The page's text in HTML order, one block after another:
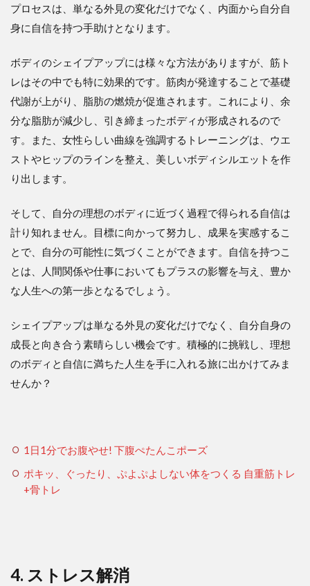
プロセスは、単なる外見の変化だけでなく、内面から自分自
身に自信を持つ手助けとなります。
ボディのシェイプアップには様々な方法がありますが、筋ト
レはその中でも特に効果的です。筋肉が発達することで基礎
代謝が上がり、脂肪の燃焼が促進されます。これにより、余
分な脂肪が減少し、引き締まったボディが形成されるので
す。また、女性らしい曲線を強調するトレーニングは、ウエ
ストやヒップのラインを整え、美しいボディシルエットを作
り出します。
そして、自分の理想のボディに近づく過程で得られる自信は
計り知れません。目標に向かって努力し、成果を実感するこ
とで、自分の可能性に気づくことができます。自信を持つこ
とは、人間関係や仕事においてもプラスの影響を与え、豊か
な人生への第一歩となるでしょう。
シェイプアップは単なる外見の変化だけでなく、自分自身の
成長と向き合う素晴らしい機会です。積極的に挑戦し、理想
のボディと自信に満ちた人生を手に入れる旅に出かけてみま
せんか？
1日1分でお腹やせ! 下腹ぺたんこポーズ
ポキッ、ぐったり、ぷよぷよしない体をつくる 自重筋トレ
+骨トレ
4. ストレス解消